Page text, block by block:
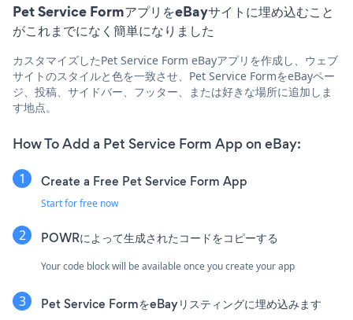
Pet Service FormアプリをeBayサイトに埋め込むこと
がこれまでになく簡単になりました
カスタマイズしたPet Service Form eBayアプリを作成し、ウェブ
サイトのスタイルと色を一致させ、Pet Service FormをeBayペー
ジ、投稿、サイドバー、フッター、または好きな場所に追加しま
す地点。
How To Add a Pet Service Form App on eBay:
Create a Free Pet Service Form App
Start for free now
POWRによって生成されたコードをコピーする
Your code block will be available once you create your app
Pet Service FormをeBayリスティングに埋め込みます